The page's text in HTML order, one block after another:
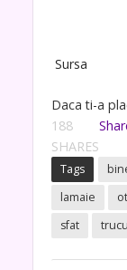
Sursa
Daca ti-a
188
SHARES
Tags
lamaie
sfat